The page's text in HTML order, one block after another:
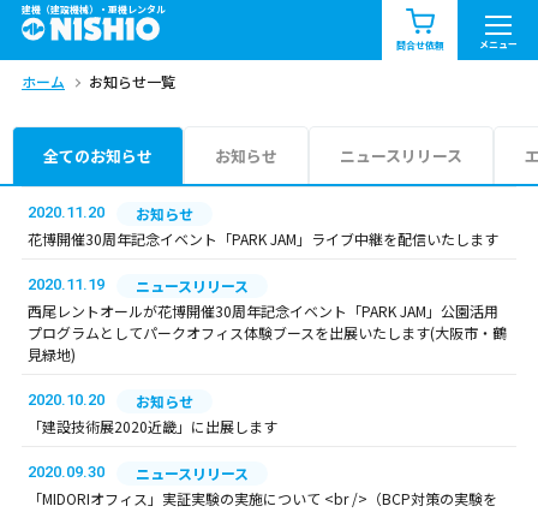
建機（建設機械）・重機レンタル
問合せ依頼 メニュー
商品一覧 お知らせ一覧
問合せ依頼リスト
エリア情報を見る
九州・沖縄（外部）
ホーム お知らせ一覧
全てのお知らせ お知らせ ニュースリリース
2020.11.20
お知らせ
花博開催30周年記念イベント「PARK JAM」ライブ中継を配信いたします
2020.11.19
ニュースリリース
西尾レントオールが花博開催30周年記念イベント「PARK JAM」公園活用
プログラムとしてパークオフィス体験ブースを出展いたします(大阪市・鶴
見緑地)
2020.10.20
お知らせ
「建設技術展2020近畿」に出展します
2020.09.30
ニュースリリース
「MIDORIオフィス」実証実験の実施について <br />（BCP対策の実験を